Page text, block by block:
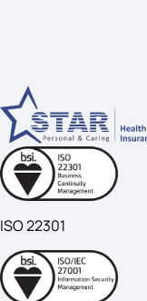
ISO 22301